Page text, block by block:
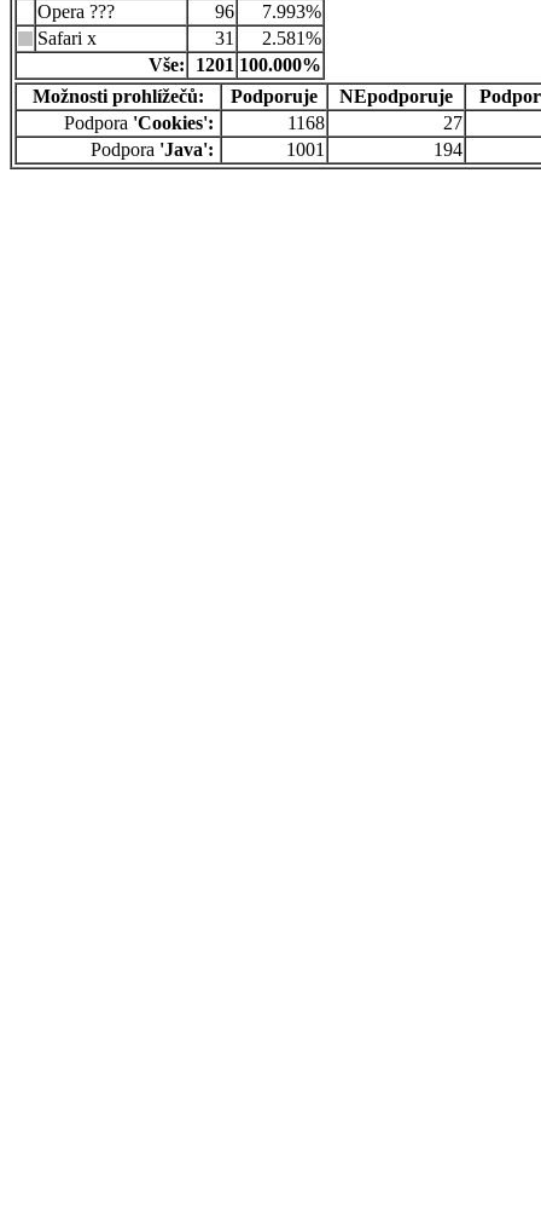
Opera ???
96
7.993%
Safari x
31
2.581%
Vše:
1201 100.000%
Možnosti prohlížečů: Podporuje NEpodporuje
Podpora 'Cookies': 1168
27
Podpora 'Java': 1001 194